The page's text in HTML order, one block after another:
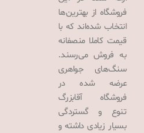
فروشگاه از بهترین‌ها
انتخاب شده‌اند که با
قیمت کاملا منصفانه
به فروش می‌رسند.
سنگ‌های جواهری
عرضه شده در
فروشگاه آقابزرگ
تنوع و گستردگی
بسیار زیادی داشته و